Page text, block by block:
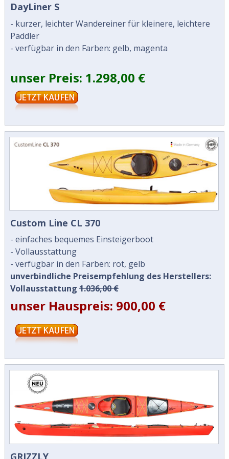
DayLiner S
- kurzer, leichter Wandereiner für kleinere, leichtere
Paddler
- verfügbar in den Farben: gelb, magenta
unser Preis: 1.298,00 €
Custom Line CL 370
- einfaches bequemes Einsteigerboot
- Vollausstattung
- verfügbar in den Farben: rot, gelb
unverbindliche Preisempfehlung des Herstellers:
Vollausstattung 1.036,00 €
unser Hauspreis: 900,00 €